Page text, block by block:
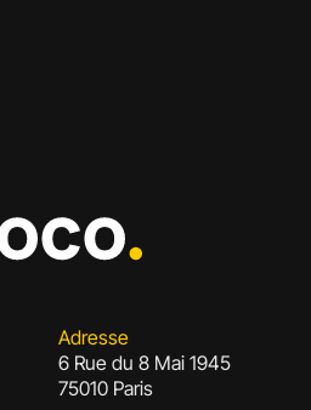
Adresse
6 Rue du 8 Mai 1945
75010 Paris